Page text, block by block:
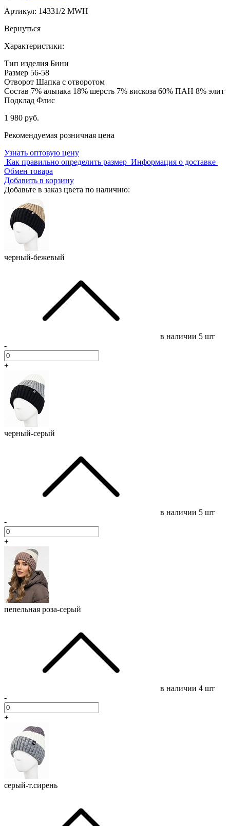
Артикул: 14331/2 MWH
Вернуться
Характеристики:
Тип изделия Бини
Размер 56-58
Отворот Шапка с отворотом
Состав 7% альпака 18% шерсть 7% вискоза 60% ПАН 8% элит
Подклад Флис
1 980 руб.
Рекомендуемая розничная цена
Узнать оптовую цену
Как правильно определить размер Информация о доставке
Обмен товара
Добавить в корзину
Добавьте в заказ цвета по наличию:
черный-бежевый
в наличии 5 шт
-
+
черный-серый
в наличии 5 шт
-
+
пепельная роза-серый
в наличии 4 шт
-
+
серый-т.сирень